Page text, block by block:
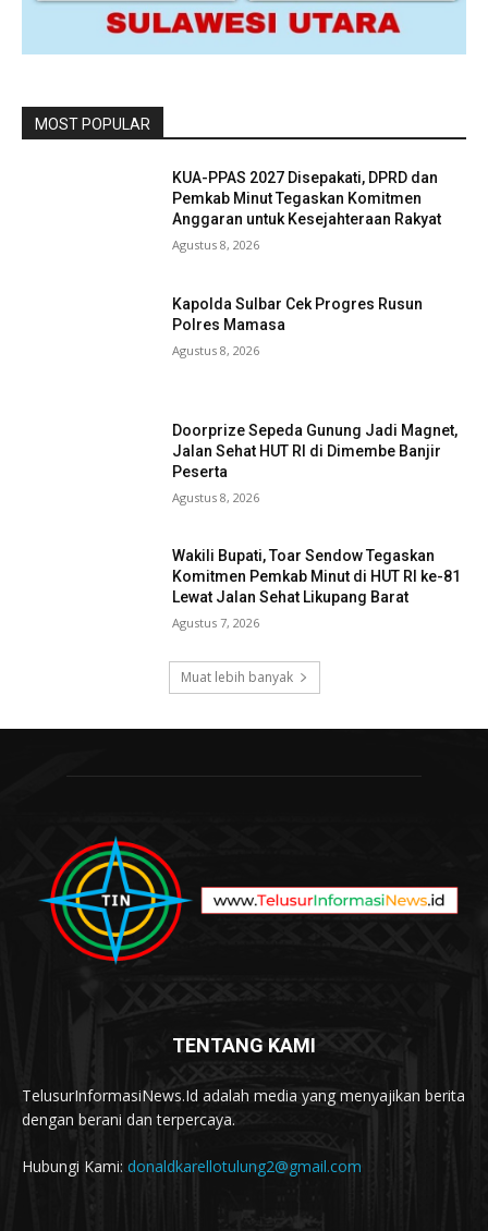
MOST POPULAR
KUA-PPAS 2027 Disepakati, DPRD dan
Pemkab Minut Tegaskan Komitmen
Anggaran untuk Kesejahteraan Rakyat
Agustus 8, 2026
Kapolda Sulbar Cek Progres Rusun
Polres Mamasa
Agustus 8, 2026
Doorprize Sepeda Gunung Jadi Magnet,
Jalan Sehat HUT RI di Dimembe Banjir
Peserta
Agustus 8, 2026
Wakili Bupati, Toar Sendow Tegaskan
Komitmen Pemkab Minut di HUT RI ke-81
Lewat Jalan Sehat Likupang Barat
Agustus 7, 2026
Muat lebih banyak
TENTANG KAMI
TelusurInformasiNews.Id adalah media yang menyajikan berita
dengan berani dan terpercaya.
Hubungi Kami: donaldkarellotulung2@gmail.com